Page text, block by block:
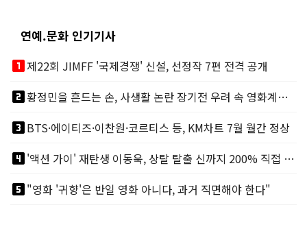
연예.문화 인기기사
looks_one제22회 JIMFF '국제경쟁' 신설, 선정작 7편 전격 공개
looks_two
황정민을 흔드는 손, 사생활 논란 장기전 우려 속 영화계도 리스크
looks_3BTS·에이티즈·이찬원·코르티스 등, KM차트 7월 월간 정상
looks_4
'액션 가이' 재탄생 이동욱, 상탈 탈출 신까지 200% 직접 소화
looks_5"영화 '귀향'은 반일 영화 아니다, 과거 직면해야 한다"